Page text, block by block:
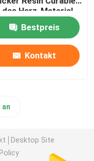
das Harz-Material
Bestpreis
Kontakt
an
Desktop Site